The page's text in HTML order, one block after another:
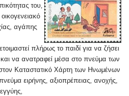
του,
αγάπης
πλήρως το παιδί για να ζήσει
να ανατραφεί μέσα στο πνεύμα των
Καταστατικό Χάρτη των Ηνωμένων
ειρήνης, αξιοπρέπειας, ανοχής,